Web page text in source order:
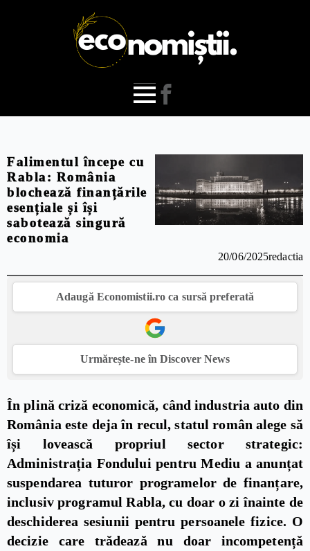
Falimentul începe cu
Rabla: România
blochează finanțările
esențiale și își
sabotează singură
economia
20/06/2025redactia
Adaugă Economistii.ro ca sursă preferată
Urmărește-ne în Discover News
În plină criză economică, când industria auto din
România este deja în recul, statul român alege să
își lovească propriul sector strategic:
Administrația Fondului pentru Mediu a anunțat
suspendarea tuturor programelor de finanțare,
inclusiv programul Rabla, cu doar o zi înainte de
deschiderea sesiunii pentru persoanele fizice. O
decizie care trădează nu doar incompetență